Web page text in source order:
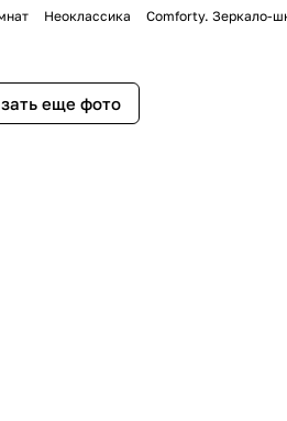
Неоклассика Comforty. Зеркало-
еще фото